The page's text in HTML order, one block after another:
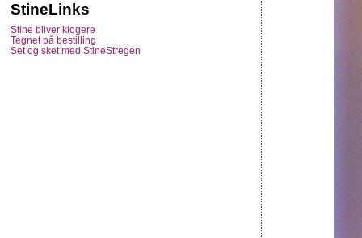
StineLinks
Stine bliver klogere
Tegnet på bestilling
Set og sket med StineStregen